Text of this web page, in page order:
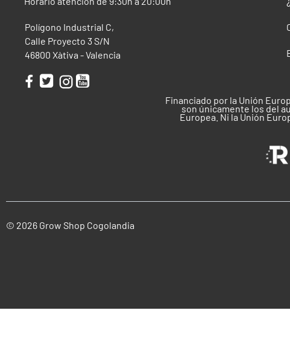
Polígono Industrial C,
Calle Proyecto 3 S/N
46800 Xàtiva - Valencia
Financiado por la Unión
son únicamente los del
Europea. Ni la Unión
© 2026 Grow Shop Cogolandia